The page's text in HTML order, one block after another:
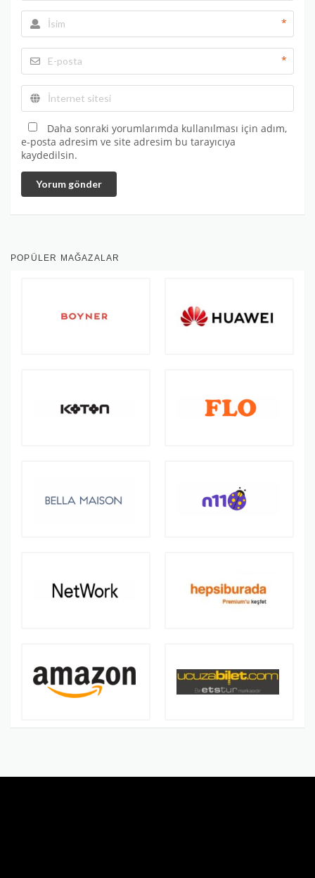
*
*
Daha sonraki yorumlarımda kullanılması için adım,
e-posta adresim ve site adresim bu tarayıcıya
kaydedilsin.
Yorum gönder
POPÜLER MAĞAZALAR